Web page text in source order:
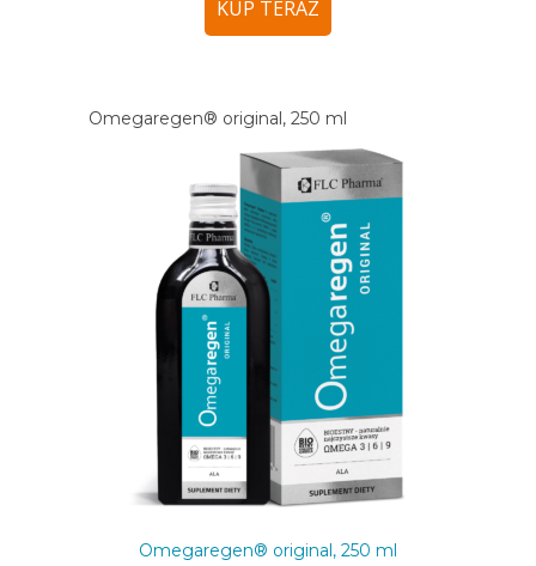
KUP TERAZ
Omegaregen® original, 250 ml
Omegaregen® original, 250 ml